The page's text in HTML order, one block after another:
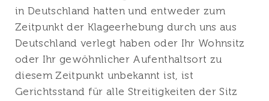
in Deutschland hatten und entweder zum
Zeitpunkt der Klageerhebung durch uns aus
Deutschland verlegt haben oder Ihr Wohnsitz
oder Ihr gewöhnlicher Aufenthaltsort zu
diesem Zeitpunkt unbekannt ist, ist
Gerichtsstand für alle Streitigkeiten der Sitz